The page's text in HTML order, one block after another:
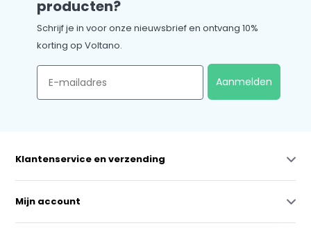
producten?
Schrijf je in voor onze nieuwsbrief en ontvang 10%
korting op Voltano.
Email
Aanmelden
Klantenservice en verzending
Mijn account